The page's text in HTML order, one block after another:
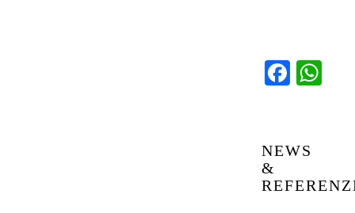
NEWS
&